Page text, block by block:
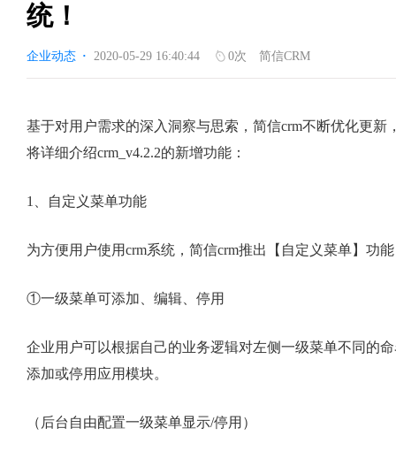
渠道云
办公云
服务云
涵盖多种售前/后服务元素功能和接入
传媒企业自身由于数字化传媒的发
金融保险
互联网金融模式发展的基石，给...
医疗器械
享受个性化的
统！
企业动态 · 2020-05-29 16:40:44 0次 简信CRM
基于对用户需求的深入洞察与思索，简信crm不断优化更
将详细介绍crm_v4.2.2的新增功能：
1、自定义菜单功能
为方便用户使用crm系统，简信crm推出【自定义菜单】功
①一级菜单可添加、编辑、停用
企业用户可以根据自己的业务逻辑对左侧一级菜单不同的
添加或停用应用模块。
（后台自由配置一级菜单显示/停用）